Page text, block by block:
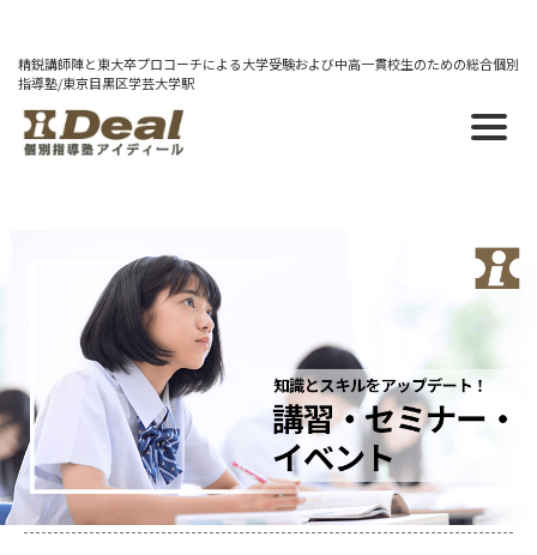
精鋭講師陣と東大卒プロコーチによる大学受験および中高一貫校生のための総合個別
指導塾/東京目黒区学芸大学駅
カテゴリー：イベント
2026/01/14
２月体験授業WEEK開催【2/2～2/14】
2025/05/03
特別自習教室+無料学習カウンセリング
【5/10.5/17.5/24開催】